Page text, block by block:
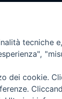
80067
tecniche
dei cookie.